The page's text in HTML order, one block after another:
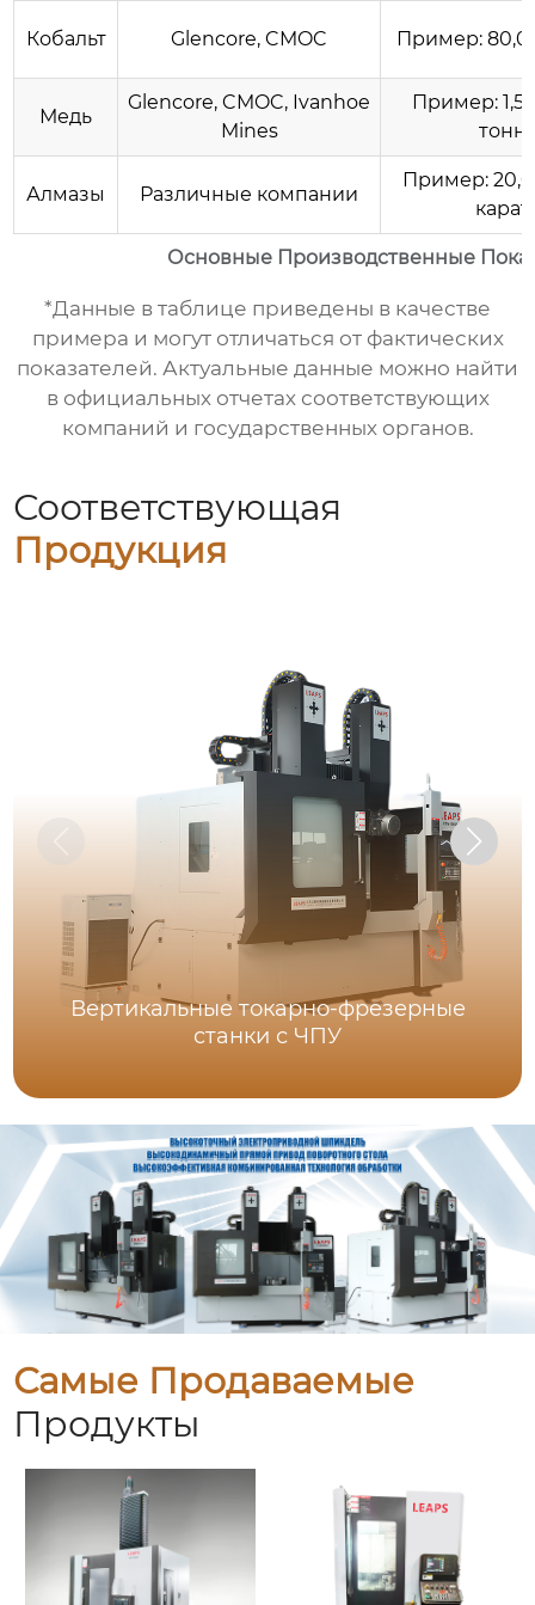
Основные Производственные
Кобальт Glencore, CMOC Пример:
Медь
Glencore, CMOC, Ivanhoe
Mines
Пример:
тонн
Алмазы Различные компании
Пример:
карат
*Данные в таблице приведены в качестве
примера и могут отличаться от фактических
показателей. Актуальные данные можно найти
в официальных отчетах соответствующих
компаний и государственных органов.
Соответствующая
Продукция
Вертикальные токарно-фрезерные
станки с ЧПУ
Самые Продаваемые
Продукты